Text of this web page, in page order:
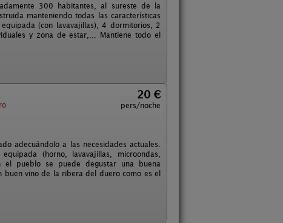
300 habitantes, al sureste de la
manteniendo todas las características
(con lavavajillas), 4 dormitorios, 2
y zona de estar,... Mantiene todo el
20 €
pers/noche
adecuándolo a las necesidades actuales.
(horno, lavavajillas, microondas,
pueblo se puede degustar una buena
buen vino de la ribera del duero como es el